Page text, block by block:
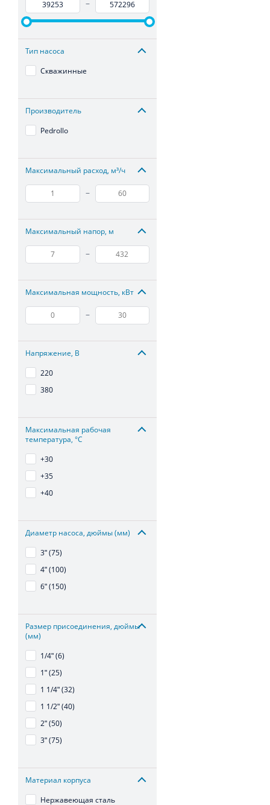
–
Тип насоса
Скважинные
Производитель
Pedrollo
Максимальный расход, м³/ч
–
Максимальный напор, м
–
Максимальная мощность, кВт
–
Напряжение, В
220
380
Максимальная рабочая
температура, °С
+30
+35
+40
Диаметр насоса, дюймы (мм)
3ʺ (75)
4ʺ (100)
6ʺ (150)
Размер присоединения, дюймы
(мм)
1/4ʺ (6)
1ʺ (25)
1 1/4ʺ (32)
1 1/2ʺ (40)
2ʺ (50)
3ʺ (75)
Материал корпуса
Нержавеющая сталь